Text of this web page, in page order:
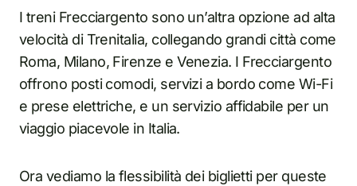
I treni Frecciargento sono un’altra opzione ad alta
velocità di Trenitalia, collegando grandi città come
Roma, Milano, Firenze e Venezia. I Frecciargento
offrono posti comodi, servizi a bordo come Wi-Fi
e prese elettriche, e un servizio affidabile per un
viaggio piacevole in Italia.
Ora vediamo la flessibilità dei biglietti per queste